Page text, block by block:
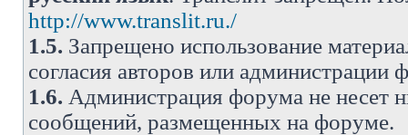
http://www.translit.ru./
1.5. Запрещено использование
согласия авторов или администрации
1.6. Администрация форума не несет
сообщений, размещенных на форуме.